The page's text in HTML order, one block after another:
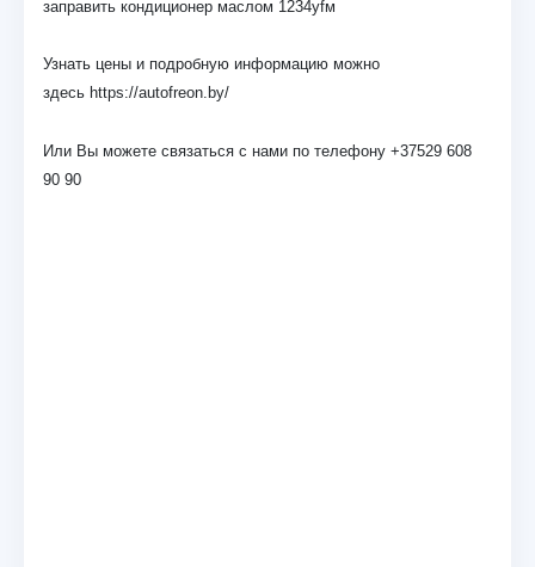
заправить кондиционер маслом 1234yfм
Узнать цены и подробную информацию можно
здесь https://autofreon.by/
Или Вы можете связаться с нами по телефону +37529 608
90 90